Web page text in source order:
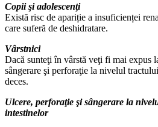
Copii şi adolescenţi
Există risc de apariție a insuficienței
care suferă de deshidratare.
Vârstnici
Dacă sunteţi în vârstă veţi fi mai expus
sângerare şi perforaţie la nivelul
deces.
Ulcere, perforaţie şi sângerare la
intestinelor